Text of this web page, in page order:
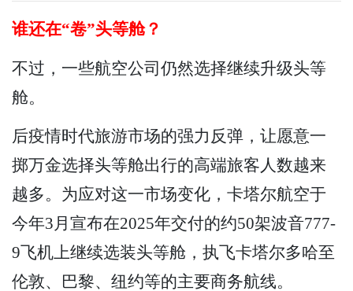
谁还在“卷”头等舱？
不过，一些航空公司仍然选择继续升级头等
舱。
后疫情时代旅游市场的强力反弹，让愿意一
掷万金选择头等舱出行的高端旅客人数越来
越多。为应对这一市场变化，卡塔尔航空于
今年3月宣布在2025年交付的约50架波音777-
9飞机上继续选装头等舱，执飞卡塔尔多哈至
伦敦、巴黎、纽约等的主要商务航线。